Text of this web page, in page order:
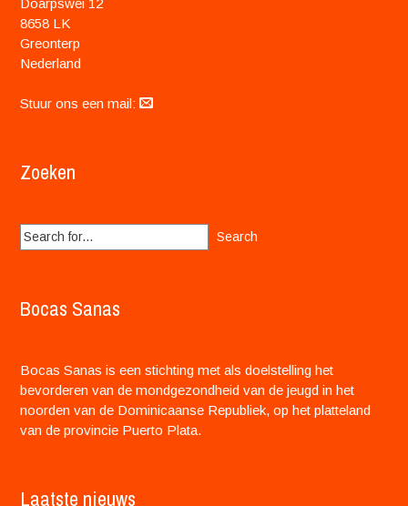
8658 LK
Greonterp
Nederland
Stuur ons een mail:
Zoeken
Search
for:
Bocas Sanas
Bocas Sanas is een stichting met als doelstelling het
bevorderen van de mondgezondheid van de jeugd in het
noorden van de Dominicaanse Republiek, op het platteland
van de provincie Puerto Plata.
Laatste nieuws